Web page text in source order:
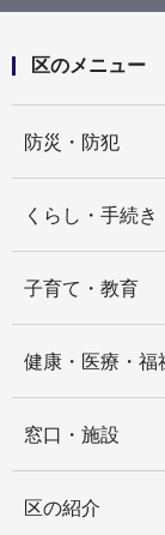
区のメニュー
防災・防犯
くらし・手続き
子育て・教育
健康・医療・福
窓口・施設
区の紹介